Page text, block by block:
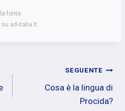
fonte
ad-italia.it
SEGUENTE
Cosa è la lingua di
Procida?